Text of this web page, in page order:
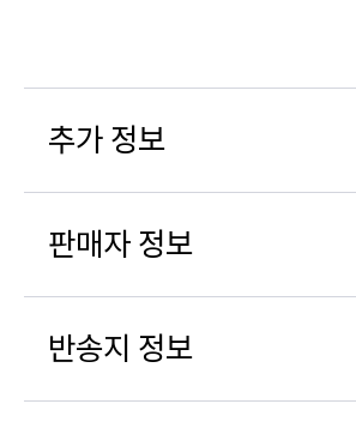
추가 정보
판매자 정보
반송지 정보